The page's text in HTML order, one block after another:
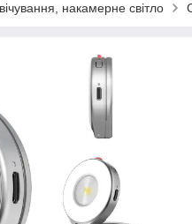
накамерне світло